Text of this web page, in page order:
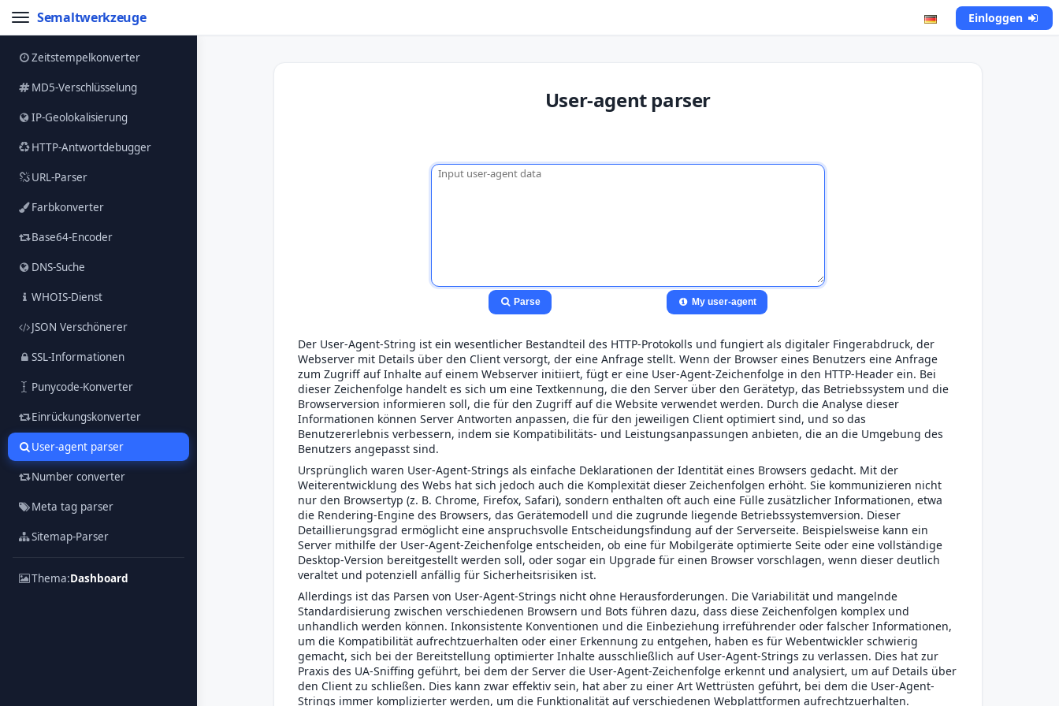
Semaltwerkzeuge Einloggen
Zeitstempelkonverter
MD5-Verschlüsselung
IP-Geolokalisierung
HTTP-Antwortdebugger
URL-Parser
Farbkonverter
Base64-Encoder
DNS-Suche
WHOIS-Dienst
JSON Verschönerer
SSL-Informationen
Punycode-Konverter
Einrückungskonverter
User-agent parser
Number converter
Meta tag parser
Sitemap-Parser
Thema:Dashboard
User-agent parser
Parse My user-agent
Der User-Agent-String ist ein wesentlicher Bestandteil des HTTP-Protokolls und fungiert als digitaler Fingerabdruck, der
Webserver mit Details über den Client versorgt, der eine Anfrage stellt. Wenn der Browser eines Benutzers eine Anfrage
zum Zugriff auf Inhalte auf einem Webserver initiiert, fügt er eine User-Agent-Zeichenfolge in den HTTP-Header ein. Bei
dieser Zeichenfolge handelt es sich um eine Textkennung, die den Server über den Gerätetyp, das Betriebssystem und die
Browserversion informieren soll, die für den Zugriff auf die Website verwendet werden. Durch die Analyse dieser
Informationen können Server Antworten anpassen, die für den jeweiligen Client optimiert sind, und so das
Benutzererlebnis verbessern, indem sie Kompatibilitäts- und Leistungsanpassungen anbieten, die an die Umgebung des
Benutzers angepasst sind.
Ursprünglich waren User-Agent-Strings als einfache Deklarationen der Identität eines Browsers gedacht. Mit der
Weiterentwicklung des Webs hat sich jedoch auch die Komplexität dieser Zeichenfolgen erhöht. Sie kommunizieren nicht
nur den Browsertyp (z. B. Chrome, Firefox, Safari), sondern enthalten oft auch eine Fülle zusätzlicher Informationen, etwa
die Rendering-Engine des Browsers, das Gerätemodell und die zugrunde liegende Betriebssystemversion. Dieser
Detaillierungsgrad ermöglicht eine anspruchsvolle Entscheidungsfindung auf der Serverseite. Beispielsweise kann ein
Server mithilfe der User-Agent-Zeichenfolge entscheiden, ob eine für Mobilgeräte optimierte Seite oder eine vollständige
Desktop-Version bereitgestellt werden soll, oder sogar ein Upgrade für einen Browser vorschlagen, wenn dieser deutlich
veraltet und potenziell anfällig für Sicherheitsrisiken ist.
Allerdings ist das Parsen von User-Agent-Strings nicht ohne Herausforderungen. Die Variabilität und mangelnde
Standardisierung zwischen verschiedenen Browsern und Bots führen dazu, dass diese Zeichenfolgen komplex und
unhandlich werden können. Inkonsistente Konventionen und die Einbeziehung irreführender oder falscher Informationen,
um die Kompatibilität aufrechtzuerhalten oder einer Erkennung zu entgehen, haben es für Webentwickler schwierig
gemacht, sich bei der Bereitstellung optimierter Inhalte ausschließlich auf User-Agent-Strings zu verlassen. Dies hat zur
Praxis des UA-Sniffing geführt, bei dem der Server die User-Agent-Zeichenfolge erkennt und analysiert, um auf Details über
den Client zu schließen. Dies kann zwar effektiv sein, hat aber zu einer Art Wettrüsten geführt, bei dem die User-Agent-
Strings immer komplizierter werden, um die Funktionalität auf verschiedenen Webplattformen aufrechtzuerhalten.